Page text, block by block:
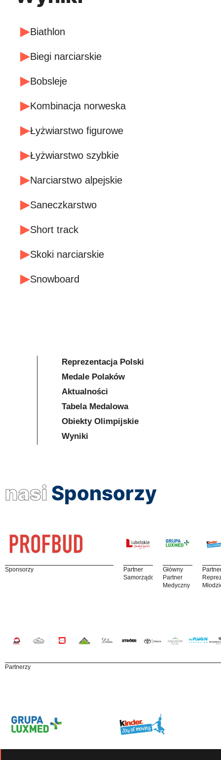
Biathlon
Biegi narciarskie
Bobsleje
Kombinacja norweska
Łyżwiarstwo figurowe
Łyżwiarstwo szybkie
Narciarstwo alpejskie
Saneczkarstwo
Short track
Skoki narciarskie
Snowboard
Reprezentacja Polski
Medale Polaków
Aktualności
Tabela Medalowa
Obiekty Olimpijskie
Wyniki
nasi Sponsorzy
Sponsorzy
Partner
Samorządowy
Główny
Partner
Medyczny
Partnerzy